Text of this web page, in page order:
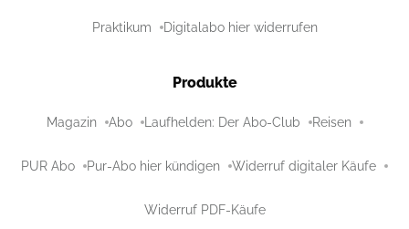
Praktikum Digitalabo hier widerrufen
Produkte
Magazin Abo Laufhelden: Der Abo-Club Reisen
PUR Abo Pur-Abo hier kündigen Widerruf digitaler Käufe
Widerruf PDF-Käufe